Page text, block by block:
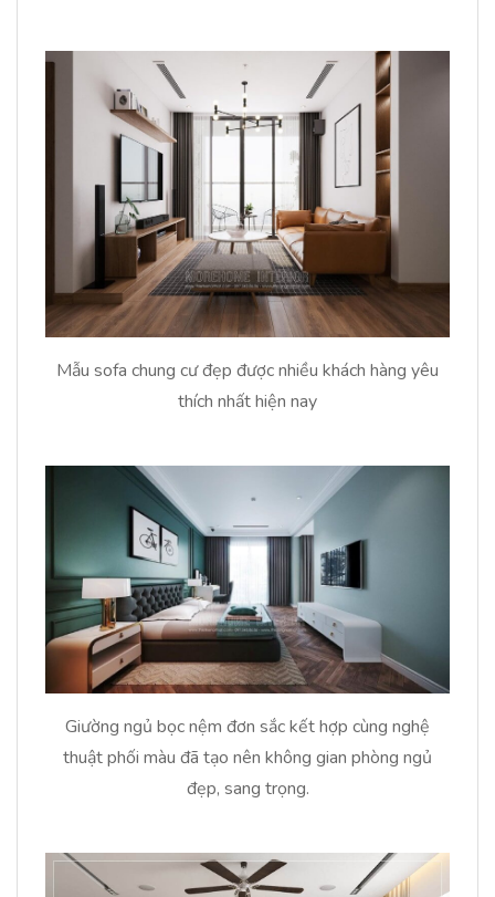
Mẫu sofa chung cư đẹp được nhiều khách hàng yêu
thích nhất hiện nay
Giường ngủ bọc nệm đơn sắc kết hợp cùng nghệ
thuật phối màu đã tạo nên không gian phòng ngủ
đẹp, sang trọng.